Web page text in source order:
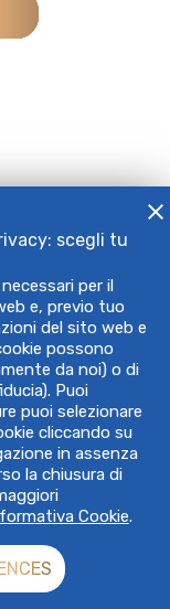
scegli tu
per il
e, previo tuo
del sito web e
possono
da noi) o di
Puoi
puoi selezionare
cliccando su
in assenza
la chiusura di
Cookie.